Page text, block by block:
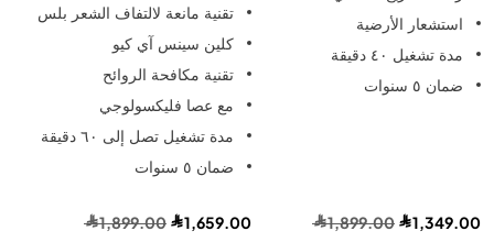
استشعار الأرضية
مدة تشغيل ٤٠ دقيقة
ضمان ٥ سنوات
1,349.00
1,899.00
تقنية مانعة لالتفاف الشعر بلس
كلين سينس آي كيو
تقنية مكافحة الروائح
مع عصا فليكسولوجي
مدة تشغيل تصل إلى ٦٠ دقيقة
ضمان ٥ سنوات
1,659.00
1,899.00